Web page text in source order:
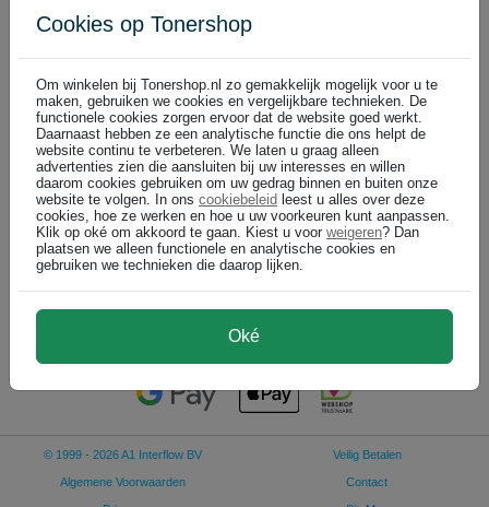
Utax overige supplies
Utax 601510007 toner opvangbak (origineel)
Bel voor levertijd +31 26 3193981
60.000 pagina's
€ 19,99( € 16,52 excl)
© 1999 - 2026 A1 Interflow BV
Algemene Voorwaarden
Veilig Betalen
Contact
Cookies op Tonershop
Om winkelen bij Tonershop.nl zo gemakkelijk mogelijk voor u te
maken, gebruiken we cookies en vergelijkbare technieken. De
functionele cookies zorgen ervoor dat de website goed werkt.
Daarnaast hebben ze een analytische functie die ons helpt de
website continu te verbeteren. We laten u graag alleen
advertenties zien die aansluiten bij uw interesses en willen
daarom cookies gebruiken om uw gedrag binnen en buiten onze
website te volgen. In ons cookiebeleid leest u alles over deze
cookies, hoe ze werken en hoe u uw voorkeuren kunt aanpassen.
Klik op oké om akkoord te gaan. Kiest u voor weigeren? Dan
plaatsen we alleen functionele en analytische cookies en
gebruiken we technieken die daarop lijken.
Oké